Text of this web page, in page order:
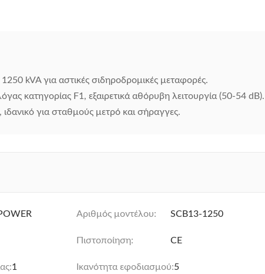
kVA για αστικές σιδηροδρομικές μεταφορές.
κατηγορίας F1, εξαιρετικά αθόρυβη λειτουργία (50-54 dB).
για σταθμούς μετρό και σήραγγες.
Αριθμός μοντέλου: SCB13-1250
Πιστοποίηση: CE
1 Ικανότητα εφοδιασμού:5